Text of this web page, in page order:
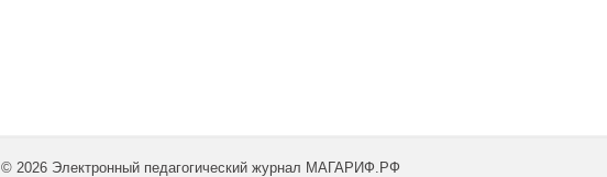
© 2026 Электронный педагогический журнал МАГАРИФ.РФ